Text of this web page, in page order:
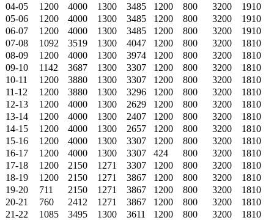
04-05
1200 4000 1300 3485 1200 800 3200
1910
05-06
1200 4000 1300 3485 1200 800 3200
1910
06-07
1200 4000 1300 3485 1200 800 3200
1910
07-08
1092 3519 1300 4047 1200 800 3200
1810
08-09
1200 4000 1300 3974 1200 800 3200
1810
09-10
1142 3687 1300 3307 1200 800 3200
1810
10-11
1200 3880 1300 3307 1200 800 3200
1810
11-12
1200 3880 1300 3296 1200 800 3200
1810
12-13
1200 4000 1300 2629 1200 800 3200
1810
13-14
1200 4000 1300 2407 1200 800 3200
1810
14-15
1200 4000 1300 2657 1200 800 3200
1810
15-16
1200 4000 1300 3307 1200 800 3200
1810
16-17
1200 4000 1300 3307 424 800 3200
1810
17-18
1200 2150 1271 3307 1200 800 3200
1810
18-19
1200 2150 1271 3867 1200 800 3200
1810
19-20
711 2150 1271 3867 1200 800 3200
1810
20-21
760 2412 1271 3867 1200 800 3200
1810
21-22
1085 3495 1300 3611 1200 800 3200 1810